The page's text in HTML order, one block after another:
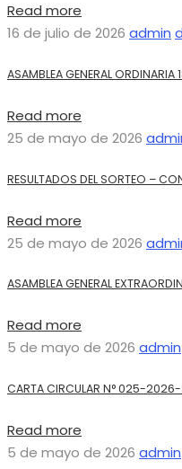
Read more
16 de julio de 2026 admin
ASAMBLEA GENERAL
Read more
25 de mayo de 2026
RESULTADOS DEL SORTEO –
Read more
25 de mayo de 2026
ASAMBLEA GENERAL
Read more
5 de mayo de 2026 admin
CARTA CIRCULAR N° 025-
Read more
5 de mayo de 2026 admin